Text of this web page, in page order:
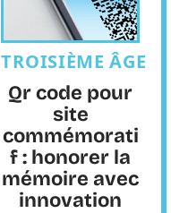
TROISIÈME ÂGE
Qr code pour
site
commémorati
f : honorer la
mémoire avec
innovation